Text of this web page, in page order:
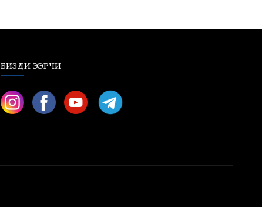
БИЗДИ ЭЭРЧИ